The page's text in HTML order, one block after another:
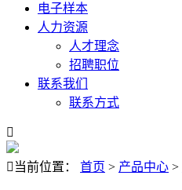
电子样本
人力资源
人才理念
招聘职位
联系我们
联系方式

 当前位置： 首页 > 产品中心 >